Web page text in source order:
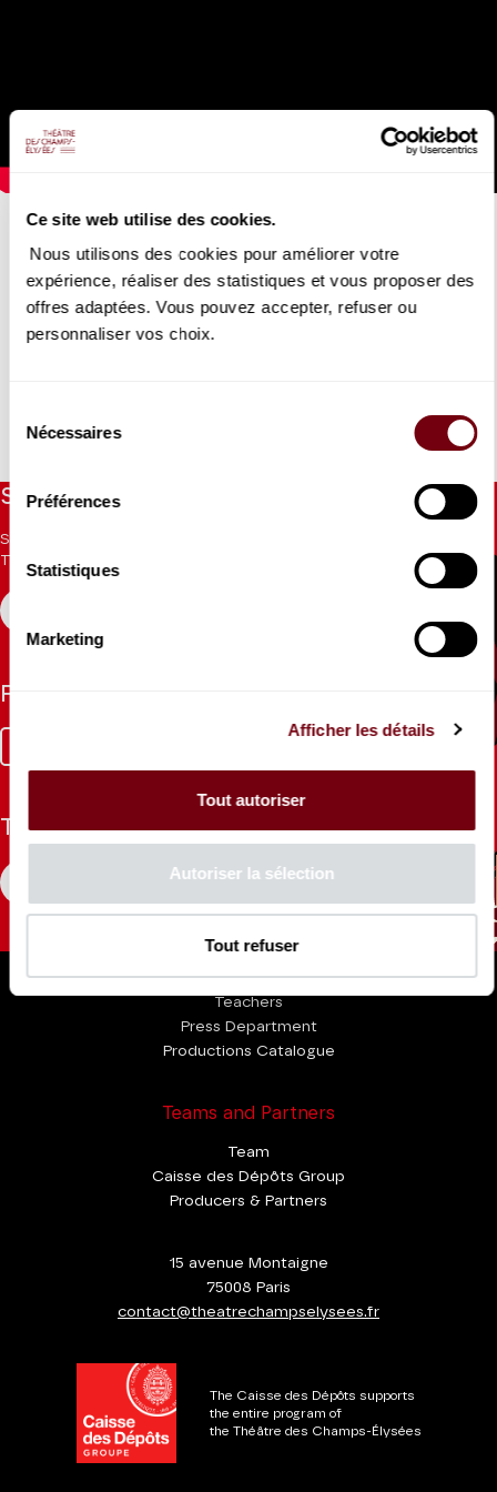
Ce site web utilise des cookies.
Nous utilisons des cookies pour améliorer votre
expérience, réaliser des statistiques et vous proposer des
offres adaptées. Vous pouvez accepter, refuser ou
personnaliser vos choix.
Nécessaires
Préférences
Statistiques
Marketing
Afficher les détails
Tout autoriser
Autoriser la sélection
Tout refuser
DMITRY MASLEEV
Rachmaninov
17/11/2023
DETAILS
Stay informed
Sign up for the newsletter to receive updates from the
Theatre.
Follow us
Tok
The Mag
Teachers
Press Department
Productions Catalogue
Teams and Partners
Team
Caisse des Dépôts Group
Producers & Partners
15 avenue Montaigne
75008 Paris
contact@theatrechampselysees.fr
The Caisse des Dépôts supports
the entire program of
the Théâtre des Champs-Élysées